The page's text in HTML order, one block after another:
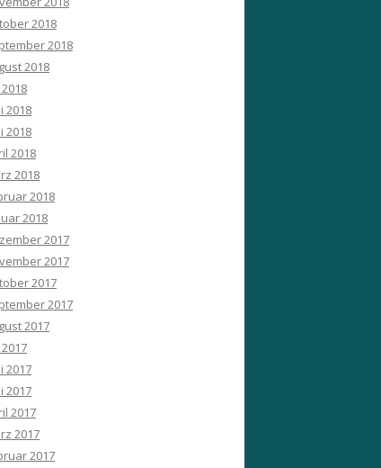
2018
2018
2018
2018
2018
2018
2018
2018
2018
2018
2017
2017
2017
2017
2017
2017
2017
2017
2017
2017
2017